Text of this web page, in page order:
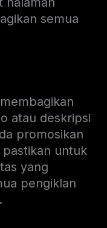
semua
atau deskripsi
promosikan
untuk
yang
pengiklan